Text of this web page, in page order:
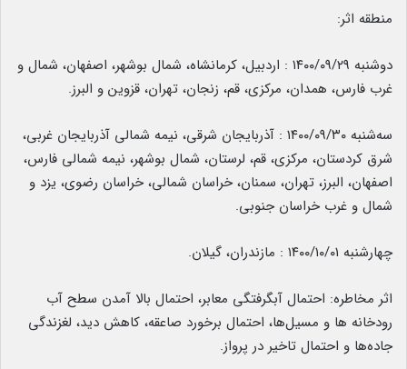
منطقه اثر:
دوشنبه ۱۴۰۰/۰۹/۲۹ : اردبیل، کرمانشاه، شمال بوشهر، اصفهان، شمال و
غرب فارس، همدان، مرکزی، قم، زنجان، تهران، قزوین و البرز.
سه‌شنبه ۱۴۰۰/۰۹/۳۰ : آذربایجان شرقی، نیمه شمالی آذربایجان غربی،
شرق کردستان، مرکزی، قم، لرستان، شمال بوشهر، نیمه شمالی فارس،
اصفهان، البرز، تهران، سمنان، خراسان شمالی، خراسان رضوی، یزد و
شمال و غرب خراسان جنوبی.
چهارشنبه ۱۴۰۰/۱۰/۰۱ : مازندران، گیلان.
اثر مخاطره: احتمال آبگرفتگی معابر، احتمال بالا آمدن سطح آب
رودخانه ها و مسیل‌ها، احتمال برخورد صاعقه، کاهش دید، لغزندگی
جاده‌ها و احتمال تاخیر در پرواز.